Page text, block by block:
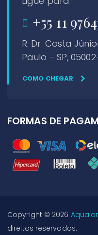
+55 11
R. Dr. Costa
Paulo - SP,
COMO CHEGAR
FORMAS DE
Copyright © 2026
direitos reservados.